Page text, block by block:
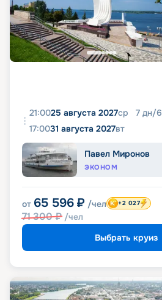
21:0025 августа 2027ср 7 дн/6
17:0031 августа 2027вт
Павел Миронов
ЭКОНОМ
от 65 596 ₽ /чел
71 300₽ /чел
+2 027
Выбрать круиз